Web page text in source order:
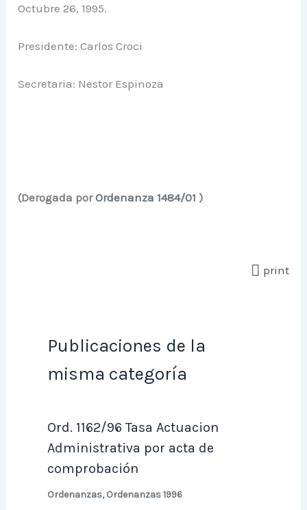
Octubre 26, 1995.
Presidente: Carlos Croci
Secretaria: Nestor Espinoza
(Derogada porOrdenanza 1484/01 )
print
Publicaciones de la
misma categoría
Ord. 1162/96 Tasa Actuacion
Administrativa por acta de
comprobación
Ordenanzas,Ordenanzas 1996